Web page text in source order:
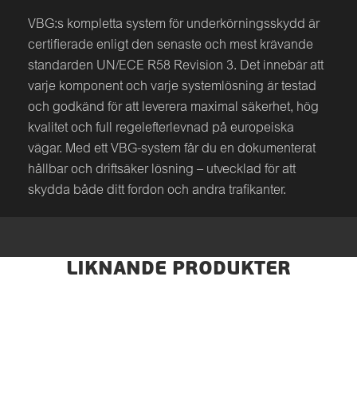
VBG:s kompletta system för underkörningsskydd är
certifierade enligt den senaste och mest krävande
standarden UN/ECE R58 Revision 3. Det innebär att
varje komponent och varje systemlösning är testad
och godkänd för att leverera maximal säkerhet, hög
kvalitet och full regelefterlevnad på europeiska
vägar. Med ett VBG-system får du en dokumenterat
hållbar och driftsäker lösning – utvecklad för att
skydda både ditt fordon och andra trafikanter.
LIKNANDE PRODUKTER